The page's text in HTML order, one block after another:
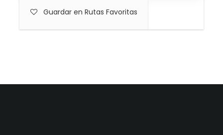
Guardar en Rutas Favoritas